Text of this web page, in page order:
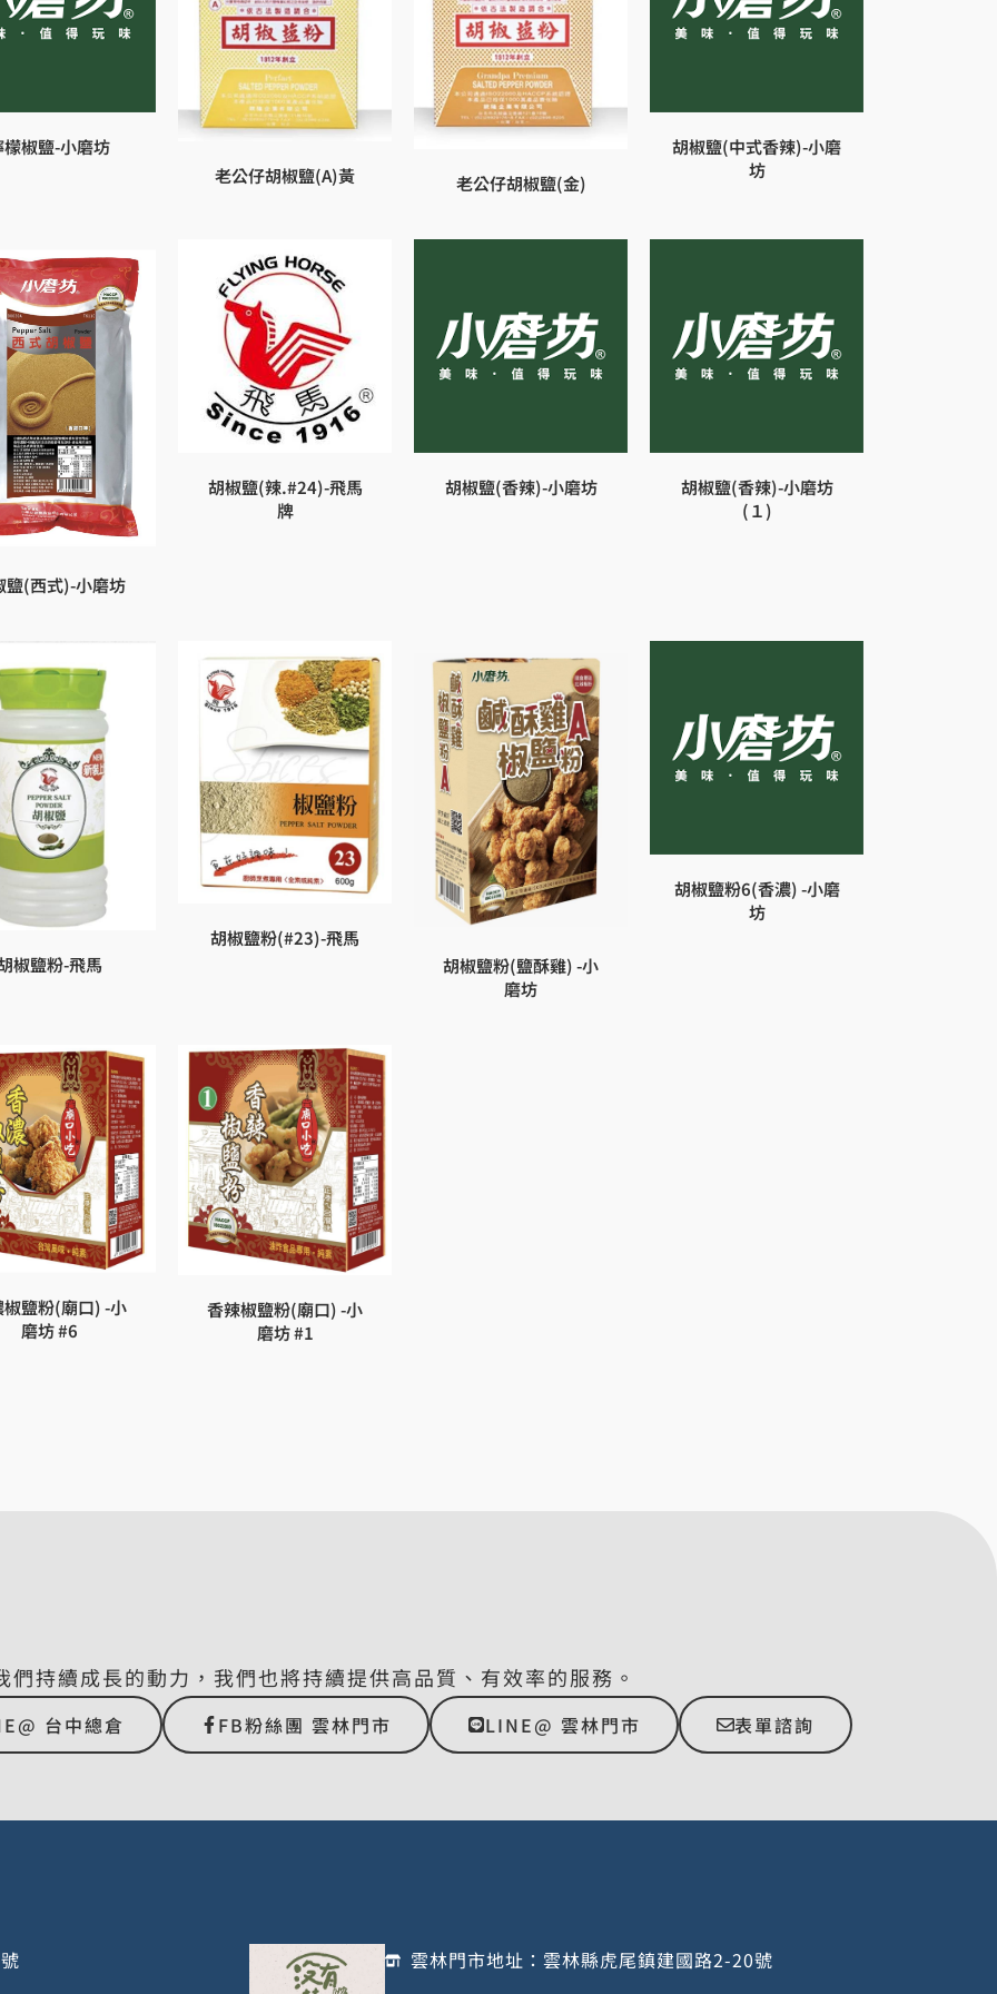
檬椒鹽-小磨坊
老公仔胡椒鹽(A)黃
老公仔胡椒鹽(金)
胡椒鹽(中式香辣)-小磨
坊
鹽(西式)-小磨坊
胡椒鹽(辣.#24)-飛馬
牌
胡椒鹽(香辣)-小磨坊
胡椒鹽(香辣)-小磨坊
(１)
椒鹽粉-飛馬
胡椒鹽粉(#23)-飛馬
胡椒鹽粉(鹽酥雞) -小
磨坊
胡椒鹽粉6(香濃) -小磨
坊
椒鹽粉(廟口) -小
磨坊 #6
香辣椒鹽粉(廟口) -小
磨坊 #1
持續成長的動力，我們也將持續提供高品質、有效率的服務。
台中總倉 FB粉絲團 雲林門市 LINE@ 雲林門市 表單諮詢
雲林門市地址：雲林縣虎尾鎮建國路2-20號